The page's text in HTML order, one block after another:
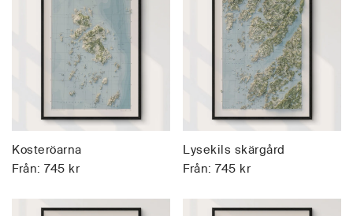
Kosteröarna
Från: 745 kr
Lysekils skärgård
Från: 745 kr